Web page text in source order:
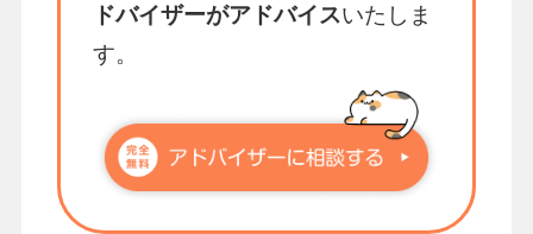
ドバイザーがアドバイスいたしま
す。